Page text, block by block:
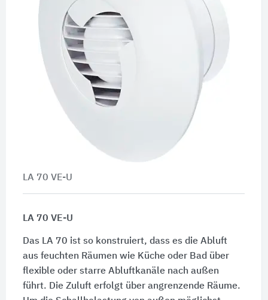
LA 70 VE-U
LA 70 VE-U
Das LA 70 ist so konstruiert, dass es die Abluft
aus feuchten Räumen wie Küche oder Bad über
flexible oder starre Abluftkanäle nach außen
führt. Die Zuluft erfolgt über angrenzende Räume.